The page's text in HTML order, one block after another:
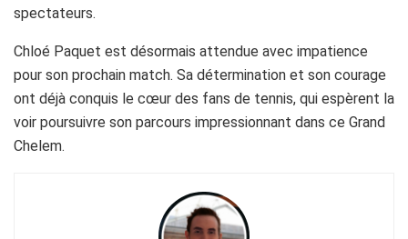
spectateurs.
Chloé Paquet est désormais attendue avec impatience
pour son prochain match. Sa détermination et son courage
ont déjà conquis le cœur des fans de tennis, qui espèrent la
voir poursuivre son parcours impressionnant dans ce Grand
Chelem.